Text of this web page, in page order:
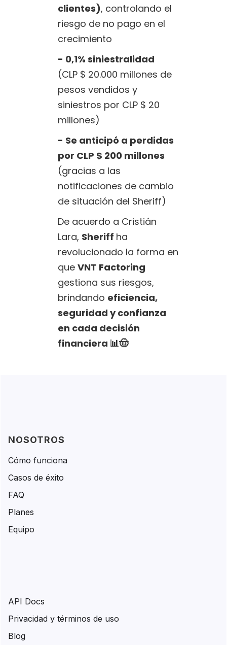
clientes), controlando el
riesgo de no pago en el
crecimiento
- 0,1% siniestralidad
(CLP $ 20.000 millones de
pesos vendidos y
siniestros por CLP $ 20
millones)
- Se anticipó a perdidas
por CLP $ 200 millones
(gracias a las
notificaciones de cambio
de situación del Sheriff)
De acuerdo a Cristián
Lara, Sheriff ha
revolucionado la forma en
que VNT Factoring
gestiona sus riesgos,
brindando eficiencia,
seguridad y confianza
en cada decisión
financiera 📊🤠
NOSOTROS
Cómo funciona
Casos de éxito
FAQ
Planes
Equipo
API Docs
Privacidad y términos de uso
Blog